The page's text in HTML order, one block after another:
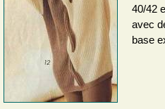
40/42
avec
base